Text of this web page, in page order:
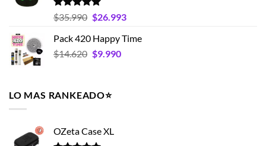
$19.593
Valorado
con
de 5
$35.990 El
original
era:
$26.993El
actual
Pack 420 Happy Time
$14.620 El
era:
$14.620.
$9.990El
LO MAS RANKEADO⭐️
OZeta Case XL